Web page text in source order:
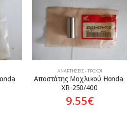
ΑΝΑΡΤΉΣΕΙΣ - ΤΡΟΧΟΊ
Αποστάτης Μοχλικού Honda
XR-250/400
9.55€